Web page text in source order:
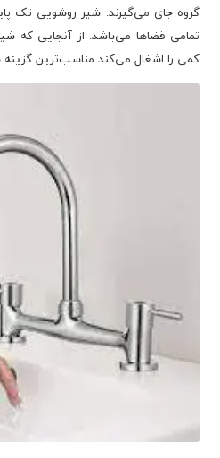
گروه جای می‌گیرند. شیر روشویی تک
تمامی فضاها می‌باشد. از آنجایی که
کمی را اشغال می‌کند مناسب‌ترین